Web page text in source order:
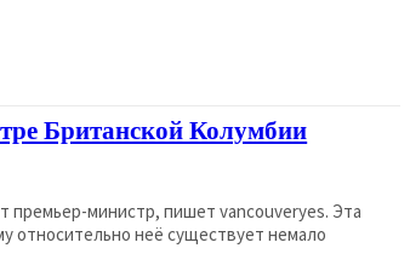
Британской Колумбии
премьер-министр, пишет vancouveryes. Эта
относительно неё существует немало